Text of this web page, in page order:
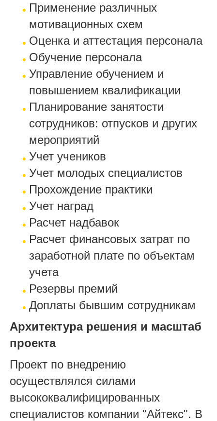
Применение различных
мотивационных схем
Оценка и аттестация персонала
Обучение персонала
Управление обучением и
повышением квалификации
Планирование занятости
сотрудников: отпусков и других
мероприятий
Учет учеников
Учет молодых специалистов
Прохождение практики
Учет наград
Расчет надбавок
Расчет финансовых затрат по
заработной плате по объектам
учета
Резервы премий
Доплаты бывшим сотрудникам
Архитектура решения и масштаб
проекта
Проект по внедрению
осуществлялся силами
высококвалифицированных
специалистов компании "Айтекс". В